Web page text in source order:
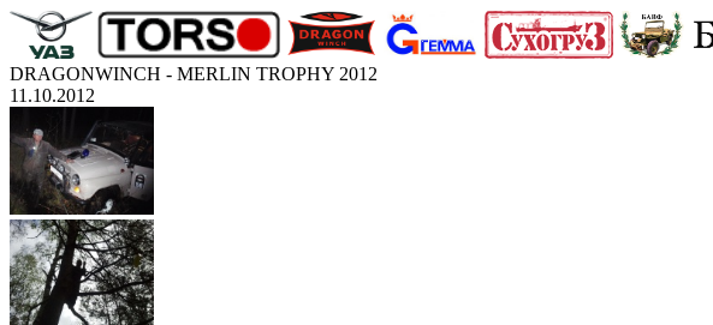
DRAGONWINCH - MERLIN TROPHY 2012
11.10.2012